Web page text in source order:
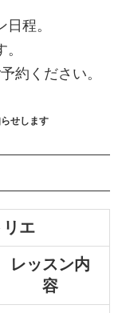
程。
約ください。
せします
エ
レッスン内
容